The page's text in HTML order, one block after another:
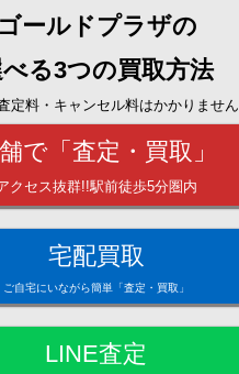
ゴールドプラザの
る3つの買取方法
定料・キャンセル料はかかりません
で「査定・買取」
クセス抜群!!駅前徒歩5分圏内
宅配買取
ご自宅にいながら簡単「査定・買取」
LINE査定